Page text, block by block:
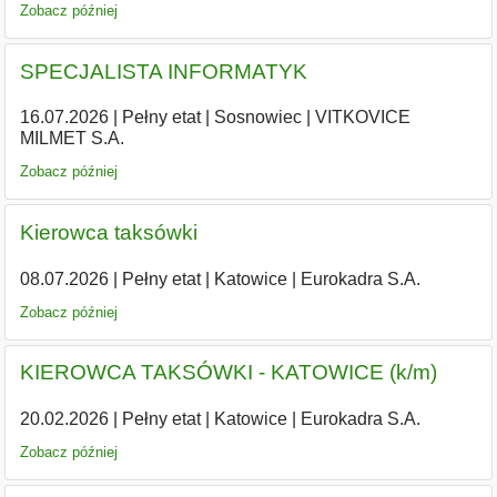
Zobacz później
SPECJALISTA INFORMATYK
16.07.2026| Pełny etat| Sosnowiec|
VITKOVICE
MILMET S.A.
Zobacz później
Kierowca taksówki
08.07.2026| Pełny etat| Katowice| Eurokadra S.A.
Zobacz później
KIEROWCA TAKSÓWKI - KATOWICE (k/m)
20.02.2026| Pełny etat| Katowice| Eurokadra S.A.
Zobacz później